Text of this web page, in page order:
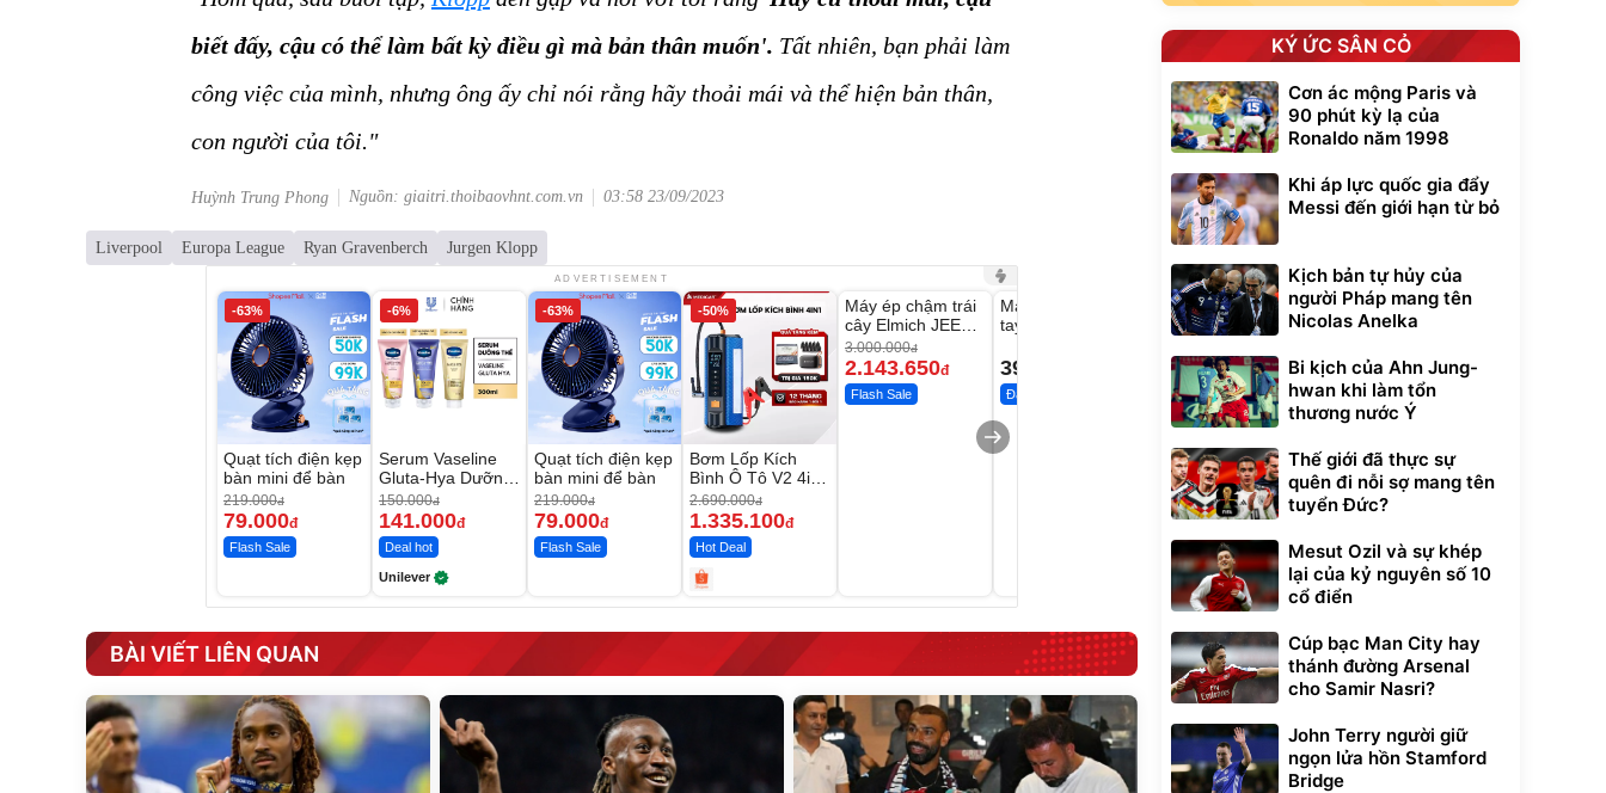
biết đấy, cậu có thể làm bất kỳ điều gì mà bản thân muốn'. Tất nhiên, bạn phải làm
công việc của mình, nhưng ông ấy chỉ nói rằng hãy thoải mái và thể hiện bản thân,
con người của tôi."
Huỳnh Trung Phong Nguồn: giaitri.thoibaovhnt.com.vn 03:58 23/09/2023
Liverpool Europa League Ryan Gravenberch Jurgen Klopp
ADVERTISEMENT
-63%
Quạt tích điện kẹp
bàn mini để bàn
219.000đ
79.000đ
Flash Sale
-6%
Serum Vaseline
Gluta-Hya Dưỡng
Da Sáng Mịn Sau
7 Ngày
150.000đ
141.000đ
Deal hot
Unilever
-63%
Quạt tích điện kẹp
bàn mini để bàn
219.000đ
79.000đ
Flash Sale
-50%
Bơm Lốp Kích
Bình Ô Tô V2 4in1
MEDICAR –
12.000mAh
2.690.000đ
1.335.100đ
Hot Deal
-28%
Máy ép chậm trái
cây Elmich JEE
1855OL
3.000.000đ
2.143.650đ
Flash Sale
Máy rửa xe cầm
tay xịt rửa cao áp
399.000
Đã bán nhiều
Bạt phủ xe ô tô
cao cấp, tráng
nhôm 03 lớp
392.000đ
325.000đ
Đã bán nhiều
Xe đạp điện trợ
lực G-Force C14
gấp gọn bỏ cốp
tiện lợi
9.900.000đ
7.092.000
Đang xem nhiều
G-FORCE VIETNA
BÀI VIẾT LIÊN QUAN
KÝ ỨC SÂN CỎ
Cơn ác mộng Paris và
90 phút kỳ lạ của
Ronaldo năm 1998
Khi áp lực quốc gia đẩy
Messi đến giới hạn từ bỏ
Kịch bản tự hủy của
người Pháp mang tên
Nicolas Anelka
Bi kịch của Ahn Jung-
hwan khi làm tổn
thương nước Ý
Thế giới đã thực sự
quên đi nỗi sợ mang tên
tuyển Đức?
Mesut Ozil và sự khép
lại của kỷ nguyên số 10
cổ điển
Cúp bạc Man City hay
thánh đường Arsenal
cho Samir Nasri?
John Terry người giữ
ngọn lửa hồn Stamford
Bridge